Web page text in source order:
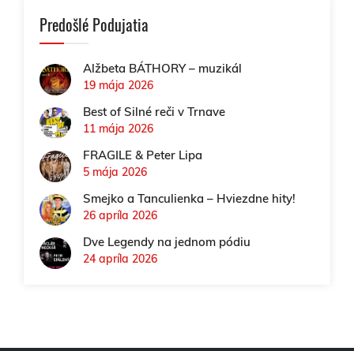
Predošlé Podujatia
Alžbeta BÁTHORY – muzikál
19 mája 2026
Best of Silné reči v Trnave
11 mája 2026
FRAGILE & Peter Lipa
5 mája 2026
Smejko a Tanculienka – Hviezdne hity!
26 apríla 2026
Dve Legendy na jednom pódiu
24 apríla 2026